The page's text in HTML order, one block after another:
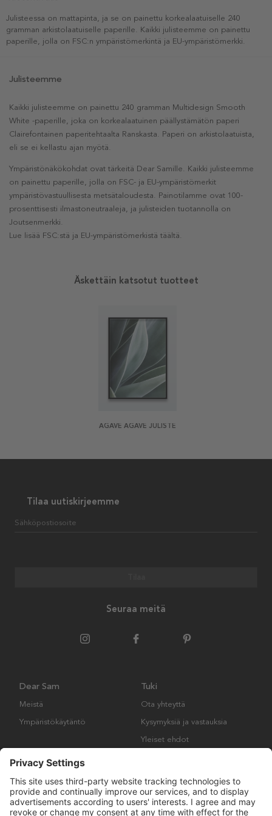
Julisteessa on mattapinta, ja se on painettu korkealaatuiselle 240
gramman arkistolaatuiselle paperille. Kaikki julisteemme on painettu
paperille, jolla on FSC:n ympäristömerkintä ja EU-ympäristömerkki.
Julisteemme
Kaikki julisteemme on painettu 240 gramman Multidesign Smooth
White -paperille, joka on korkealaatuinen päällystämätön paperi
Clairefontainen paperitehtaalta Ranskasta. Paperi on arkistolaatuista,
eli se ei kellastu ajan myötä.
Ympäristönäkökohdat ovat tärkeitä Dear Samille. Kaikki julisteemme
on painettu paperille, jolla on FSC- ja EU-ympäristömerkit
ympäristövastuullisesta metsätaloudesta. Painotilamme ovat 100-
prosenttisesti ilmastoneutraaleja, ja julisteiden tuotannolla on
Joutsenmerkki.
Lue lisää FSC:stä ja EU-ympäristömerkistä täältä.
Äskettäin katsotut tuotteet
AGAVE AGAVE JULISTE
Tilaa uutiskirjeemme
Sähköpostiosoite
Seuraa meitä
Dear Sam
Meistä
Ympäristökäytäntö
Tuki
Ota yhteyttä
Kysymyksiä ja vastauksia
Yleiset ehdot